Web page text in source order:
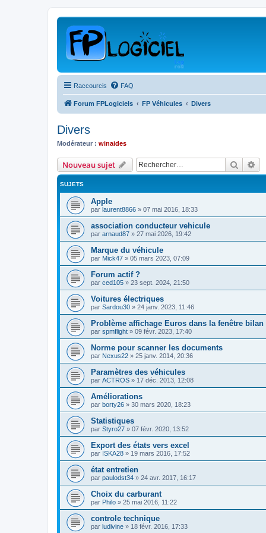
Raccourcis FAQ
Forum FPLogiciels FP Véhicules Divers
Divers
Modérateur : winaides
Nouveau sujet
SUJETS
Apple
par laurent8866 » 07 mai 2016, 18:33
association conducteur vehicule
par arnaud87 » 27 mai 2026, 19:42
Marque du véhicule
par Mick47 » 05 mars 2023, 07:09
Forum actif ?
par ced105 » 23 sept. 2024, 21:50
Voitures électriques
par Sardou30 » 24 janv. 2023, 11:46
Problème affichage Euros dans la fenêtre bilan
par spmflight » 09 févr. 2023, 17:40
Norme pour scanner les documents
par Nexus22 » 25 janv. 2014, 20:36
Paramètres des véhicules
par ACTROS » 17 déc. 2013, 12:08
Améliorations
par borty26 » 30 mars 2020, 18:23
Statistiques
par Styro27 » 07 févr. 2020, 13:52
Export des états vers excel
par ISKA28 » 19 mars 2016, 17:52
état entretien
par paulodst34 » 24 avr. 2017, 16:17
Choix du carburant
par Philo » 25 mai 2016, 11:22
controle technique
par ludivine » 18 févr. 2016, 17:33